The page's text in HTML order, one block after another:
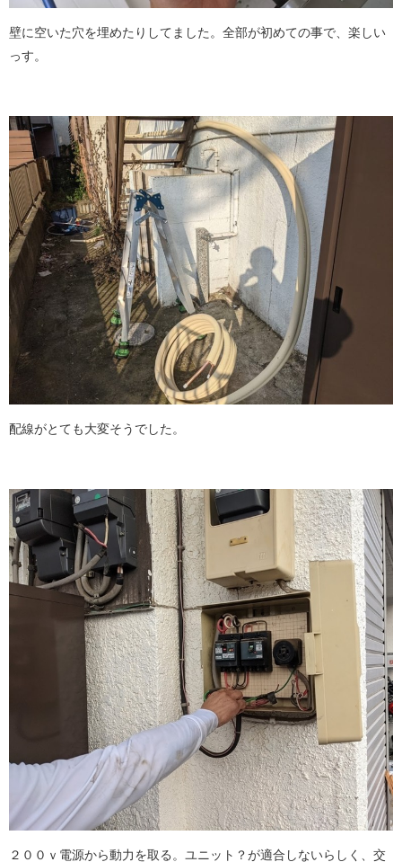
壁に空いた穴を埋めたりしてました。全部が初めての事で、楽しい
っす。
配線がとても大変そうでした。
２００ｖ電源から動力を取る。ユニット？が適合しないらしく、交